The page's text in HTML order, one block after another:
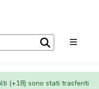
(+18) sono stati trasferiti